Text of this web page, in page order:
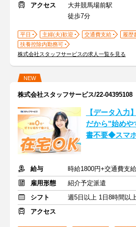
アクセス
大井競馬場前駅
徒歩7分
平日 主婦(夫)歓迎 交通費支給
履歴
扶養控除内勤務可
株式会社スタッフサービスの求人一覧を見る
NEW
株式会社スタッフサービス/22-04395108
【データ入力
だから"始め
書不要◆スマ
給与
時給1800円+交通費支給
雇用形態
紹介予定派遣
シフト
週5日以上 1日8時間以
アクセス